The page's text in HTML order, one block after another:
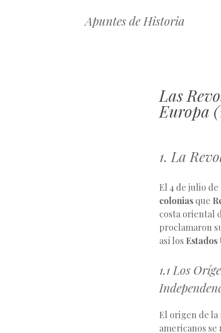
Apuntes de Historia
Las
Europa
1. La
El 4 de julio de
colonias que
costa oriental
proclamaron
así los
1.1 Los
El origen de la
americanos se